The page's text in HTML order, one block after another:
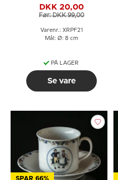
Ångermanland
DKK 20,00
Før: DKK 99,00
Varenr.: XRPF21
Mål: Ø: 8 cm
PÅ LAGER
Se vare